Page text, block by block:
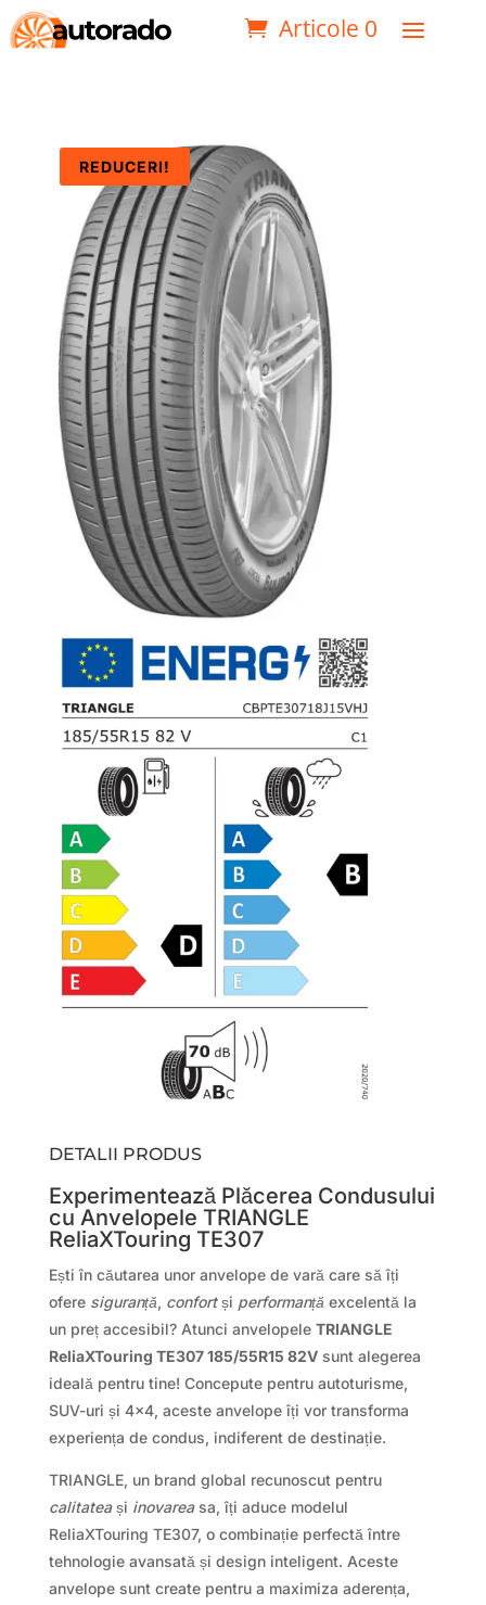
Articole 0
REDUCERI!
DETALII PRODUS
Experimentează Plăcerea Condusului
cu Anvelopele TRIANGLE
ReliaXTouring TE307
Ești în căutarea unor anvelope de vară care să îți
ofere siguranță, confortși performanță excelentă la
un preț accesibil? Atunci anvelopele TRIANGLE
ReliaXTouring TE307 185/55R15 82Vsunt alegerea
ideală pentru tine! Concepute pentru autoturisme,
SUV-uri și 4×4, aceste anvelope îți vor transforma
experiența de condus, indiferent de destinație.
TRIANGLE, un brand global recunoscut pentru
calitateași inovareasa, îți aduce modelul
ReliaXTouring TE307, o combinație perfectă între
tehnologie avansată și design inteligent. Aceste
anvelope sunt create pentru a maximiza aderența,